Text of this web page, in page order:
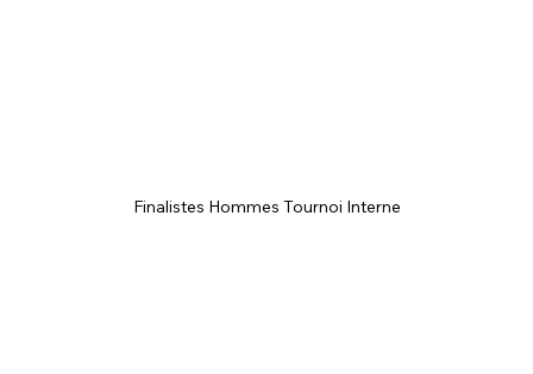
Finalistes Hommes Tournoi Interne